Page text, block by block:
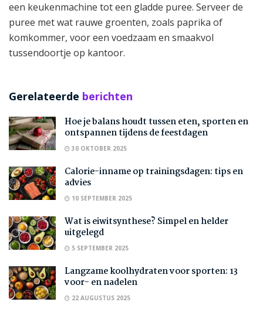
een keukenmachine tot een gladde puree. Serveer de
puree met wat rauwe groenten, zoals paprika of
komkommer, voor een voedzaam en smaakvol
tussendoortje op kantoor.
Gerelateerde berichten
Hoe je balans houdt tussen eten, sporten en
ontspannen tijdens de feestdagen
30 OKTOBER 2025
Calorie-inname op trainingsdagen: tips en
advies
10 SEPTEMBER 2025
Wat is eiwitsynthese? Simpel en helder
uitgelegd
5 SEPTEMBER 2025
Langzame koolhydraten voor sporten: 13
voor- en nadelen
22 AUGUSTUS 2025